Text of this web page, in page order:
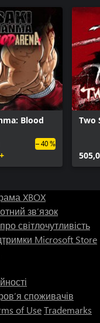
Blood
– 40 %
Two
XBOX
зв’язок
світлочутливість
Microsoft Store
споживачів
of UseTrademarks